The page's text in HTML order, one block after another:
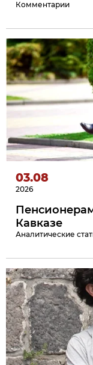
Комментарии
03.08
2026
Кавказе
Аналитические